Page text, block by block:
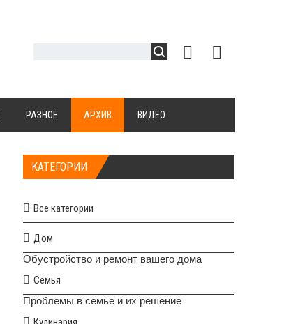
РАЗНОЕ АРХИВ ВИДЕО
КАТЕГОРИИ
Все категории
Дом
Обустройство и ремонт вашего дома
Семья
Проблемы в семье и их решение